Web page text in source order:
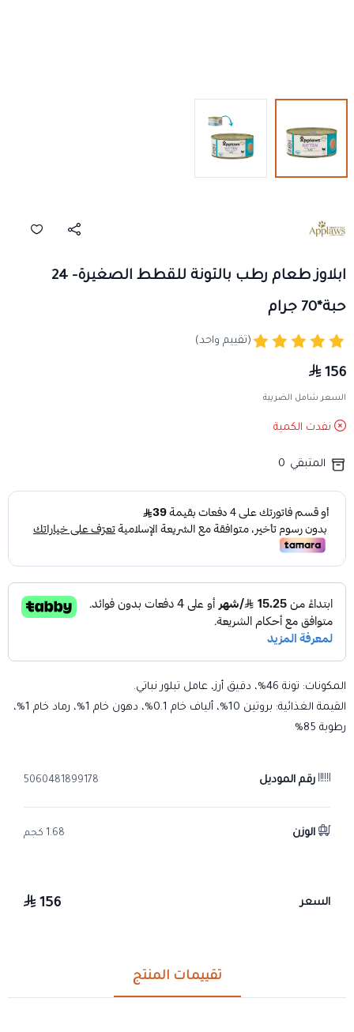
ابلاوز طعام رطب بالتونة للقطط الصغيرة- 24
حبة*70 جرام
(تقييم واحد)
156
السعر شامل الضريبة
نفدت الكمية
المتبقي 0
المكونات: تونة 46%، دقيق أرز، عامل تبلور نباتي.
القيمة الغذائية: بروتين 10%، ألياف خام 0.1%، دهون خام 1%، رماد خام 1%،
رطوبة 85%
رقم الموديل 5060481899178
الوزن 1.68 كجم
السعر 156
تقييمات المنتج